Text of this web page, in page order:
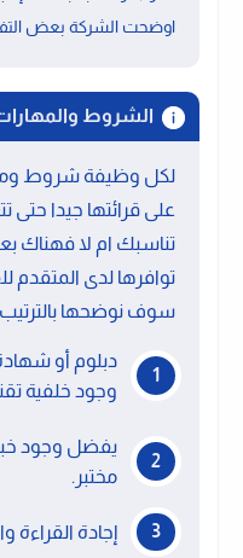
اوضحت الشركة بعض
الشروط
لكل وظيفة شروط
على قرائتها جيدا
تناسبك ام لا فهناك
توافرها لدى المتقدم
سوف نوضحها
دبلوم أو
وجود خلفية
يفضل وجود
مختبر.
إجادة القراءة